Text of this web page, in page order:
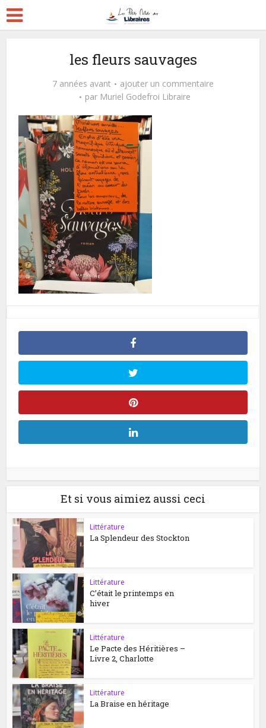
les fleurs sauvages
7 années avant
ajouter un commentaire
par Muriel Godefroi Libraire
Et si vous aimiez aussi ceci
Littérature
La Splendeur des Stockton
Littérature
C’était le printemps en
hiver
Littérature
Le Pacte des Héritières –
Livre 2, Charlotte
Littérature
La Braise en héritage